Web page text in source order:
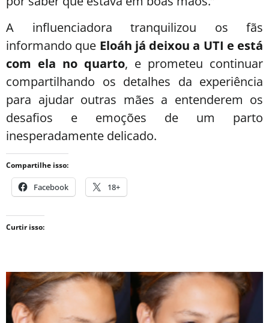
A influenciadora tranquilizou os fãs
informando que Eloáh já deixou a UTI e está
com ela no quarto, e prometeu continuar
compartilhando os detalhes da experiência
para ajudar outras mães a entenderem os
desafios e emoções de um parto
inesperadamente delicado.
Compartilhe isso:
Facebook 18+
Curtir isso: